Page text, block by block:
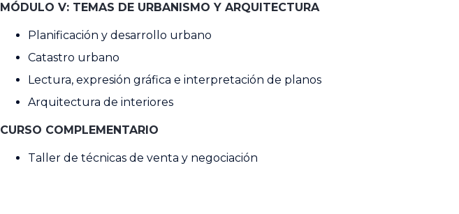
MÓDULO V: TEMAS DE URBANISMO Y ARQUITECTURA
Planificación y desarrollo urbano
Catastro urbano
Lectura, expresión gráfica e interpretación de planos
Arquitectura de interiores
CURSO COMPLEMENTARIO
Taller de técnicas de venta y negociación